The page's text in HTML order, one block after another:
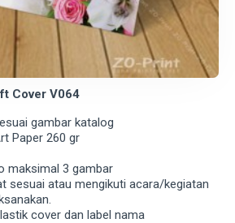
Cover V064
gambar katalog
Paper 260 gr
maksimal 3 gambar
sesuai atau mengikuti acara/kegiatan
cover dan label nama